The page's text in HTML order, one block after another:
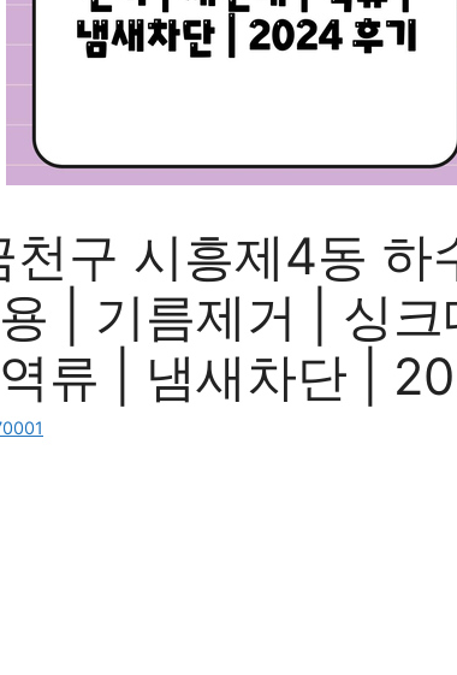
구 시흥제4동 하
| 기름제거 | 싱크
류 | 냄새차단 |